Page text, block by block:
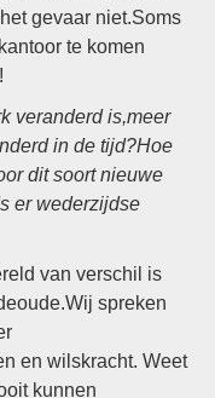
gevaar niet.Soms
te komen
veranderd is,meer
in de tijd?Hoe
dit soort nieuwe
er wederzijdse
van verschil is
spreken
en wilskracht. Weet
kunnen